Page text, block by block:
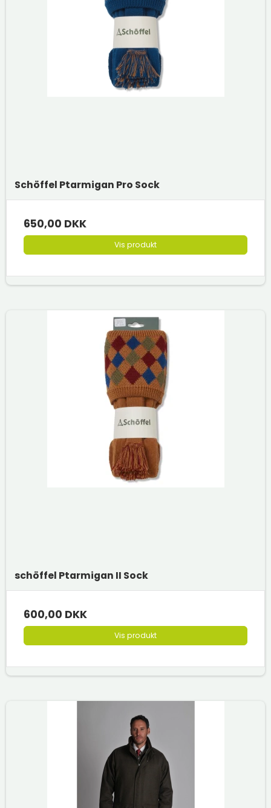
Schöffel Ptarmigan Pro Sock
650,00 DKK
Vis produkt
schöffel Ptarmigan II Sock
600,00 DKK
Vis produkt